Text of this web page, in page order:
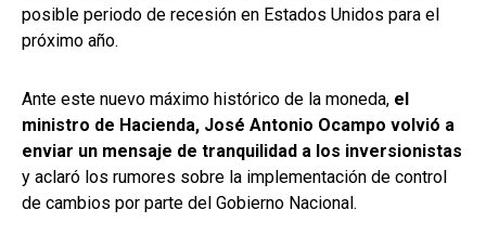
posible periodo de recesión en Estados Unidos para el
próximo año.
Ante este nuevo máximo histórico de la moneda, el
ministro de Hacienda, José Antonio Ocampo volvió a
enviar un mensaje de tranquilidad a los inversionistas
y aclaró los rumores sobre la implementación de control
de cambios por parte del Gobierno Nacional.